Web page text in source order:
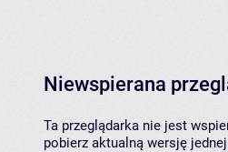
Niewspierana
Ta przeglądarka nie jest
pobierz aktualną wersję